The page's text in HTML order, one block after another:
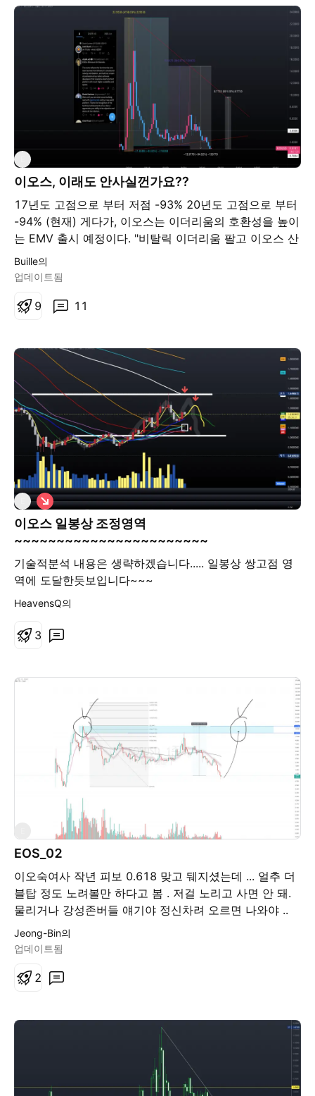
구간" 저 구간이 뚫렸어. 위 의 나스닥 상승과 함께 말이
지. 그떄부터 롱 관점으로 전환. 그러면 어디까지 가져가
고 어떻게 대응하는게 좋을까? 비트 최종 "내 개인적인 관
점이야" 난 현 가격에서 31k->27k->37k를 보았었지만.
"조정 없이" 31k->37k가는 시나리오로 다시 구상하고있
어 저 1대1 자리는 내가 계속 "트레이딩뷰에 올렸던 자리"
강한 호재가 떠 주었으므로 "이 자리에서 상방 을 뚫는 관
점"으로 앞으로의 매매 전략을 짤 예정. 저 지점 도달하기
전 까지는 알트 및 비트가 꾸준히 잘 올라줄 것으로 보이
며 "매도 준비는" 저 1대1 자리 도달시 매도를 준비 하는
게 좋다 생각해 ~질문사항은 오늘 라이브때 많이 물어보
이오스, 이래도 안사실껀가요??
17년도 고점으로 부터 저점 -93% 20년도 고점으로 부터
-94% (현재) 게다가, 이오스는 이더리움의 호환성을 높이
는 EMV 출시 예정이다. "비탈릭 이더리움 팔고 이오스 산
다" 또는 "블록원 비트코인 팔고 이오스 산다." 라는 기사
가 나올때쯤 산다면 그때는 늦은걸수도...? 앞으로 잘부탁
Buille의
업데이트됨
11
9
이오스 일봉상 조정영역
~~~~~~~~~~~~~~~~~~~~~~~
기술적분석 내용은 생략하겠습니다..... 일봉상 쌍고점 영
역에 도달한듯보입니다~~~
숏
HeavensQ의
3
EOS_02
이오숙여사 작년 피보 0.618 맞고 뒈지셨는데 ... 얼추 더
블탑 정도 노려볼만 하다고 봄 . 저걸 노리고 사면 안 돼.
물리거나 강성존버들 얘기야 정신차려 오르면 나와야 ..
이상한 개솔 하지 말고 근거는 이오스 사토시 기술적 반등
Jeong-Bin의
업데이트됨
2